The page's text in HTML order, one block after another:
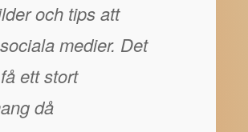
och tips att
medier. Det
ett stort
då